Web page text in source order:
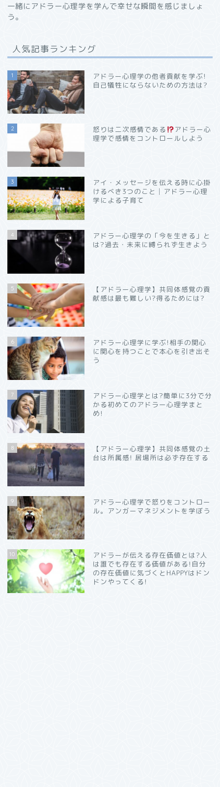
一緒にアドラー心理学を学んで幸せな瞬間を感じましょ
う。
人気記事ランキング
1
アドラー心理学の他者貢献を学ぶ!
自己犠牲にならないための方法は?
2 怒りは二次感情である
アドラー心
理学で感情をコントロールしよう
3
アイ・メッセージを伝える時に心掛
けるべき3つのこと│アドラー心理
学による子育て
4
アドラー心理学の「今を生きる」と
は?過去・未来に縛られず生きよう
5
【アドラー心理学】共同体感覚の貢
献感は最も難しい?得るためには?
6
アドラー心理学に学ぶ!相手の関心
に関心を持つことで本心を引き出そ
う
7
アドラー心理学とは?簡単に3分で分
かる初めてのアドラー心理学まと
め!
8
【アドラー心理学】共同体感覚の土
台は所属感! 居場所は必ず存在する
9
アドラー心理学で怒りをコントロー
ル。アンガーマネジメントを学ぼう
10
アドラーが伝える存在価値とは?人
は誰でも存在する価値がある!自分
の存在価値に気づくとHAPPYはドン
ドンやってくる!